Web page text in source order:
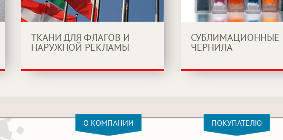
ТКАНИ ДЛЯ ФЛАГОВ И
НАРУЖНОЙ РЕКЛАМЫ
СУБЛИМАЦИОННЫЕ
ЧЕРНИЛА
О КОМПАНИИ ПОКУПАТЕЛЮ